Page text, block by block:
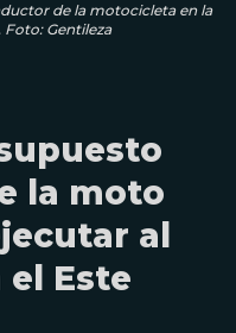
de la motocicleta en la
Foto: Gentileza
la moto
al
Este